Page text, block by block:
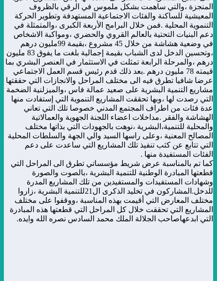
المنجزة ،والتي ساهمت بشكل ملموس في الرقي بالظروف
المعيشية للساكنة والفئات الاجتماعية المستهدفة وتطوير الحركة
التنموية المحلية .فمن خلال البرامج الأربعة الكبرى ،والمتمثلة في
دعم البنيات التحتية بالعالم القروي والحضري ،ومواكبة الاشخاص
في وضعية هشاشة من خلال 45 مشروع ،بقيمة 99مليون درهم
،وتحسين الدخل لدى الشباب بقيمة إجمالية بلغت ما يفوق 83 مليون
درهم ،والمرحلة الرابعة تمثلت في الاستثمار في العنصر البشري بما
قيمته 78 مليون درهم .
بعد ذلك قدم رئيس قسم العمل الاجتماعي
عرضا شافيا تطرق فيه الى مختلف المراحل والانجازات التي حققتها
مشاريع التنمية البشرية على صعيد عمالة فاس ،والميزلنية الضخمة
التي رصدت لها ،وبها تحققت المشاريع التنموية التي إستفادت منها
عدة فئات من اطراف المجتمع المدني خصوصا تلك التي تعاني
الهشاشة والفقر .مداخلات اعضاء اللجنة الجهوية والعمالاتية
والمحلية للتنمية،البشرية ،نوهت بالجهودات التي بذاتها مختلف
المصالح المعنية ،وعلى راسها السيد والي الجهة والسلطات المحلية
التي تتابع عن كثب تنفيذ تلك المشاريع التي ساعدت على دعم
الفئات المستفيدة منها .
كما تم بالمناسبة عرض شريط مؤسساتي تطرق الى المراحل التي
قطعتها المبادرة الوطنية للتنمية البشرية ،بالصوت والصورة
وشهادات المستفيدات والمستفيدين من تلك المشاريع المدرة
للدخل.
المشاركون في تخليد الذكرى ال21للتنمية البشرية ،زاروا
مختلف المعارض التي أقيمت بهذه المناسبة ،ووقفوا على مختلف
المشاريع التي تحققت خلال كل المراحل التي قطعتها هذه المبادرة
التي ابدعهاصاحب الجلالة الملك محمد السادس نصره الله وايده.